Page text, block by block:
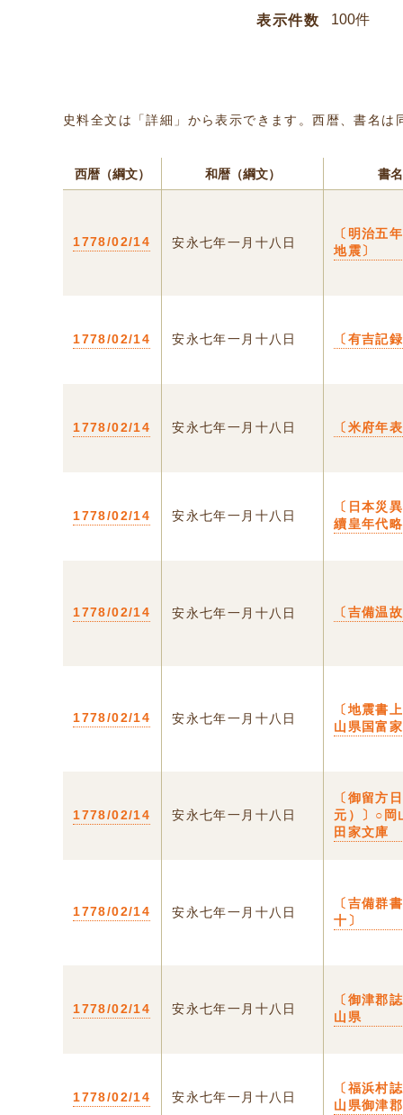
表示件数
史料全文は「詳細」から表示できます。西暦、書名
西暦（綱文） 和暦（綱文） 書名
1778/02/14 安永七年一月十八日
〔明治五
地震〕
1778/02/14 安永七年一月十八日 〔有吉記
1778/02/14 安永七年一月十八日 〔米府年
1778/02/14 安永七年一月十八日
〔日本
續皇年代
1778/02/14 安永七年一月十八日 〔吉備温
1778/02/14 安永七年一月十八日
〔地震書
山県国富
1778/02/14 安永七年一月十八日
〔御留方
元）〕○岡
田家文庫
1778/02/14 安永七年一月十八日
〔吉備
十〕
1778/02/14 安永七年一月十八日
〔御津郡
山県
1778/02/14 安永七年一月十八日
〔福浜村
山県御津郡